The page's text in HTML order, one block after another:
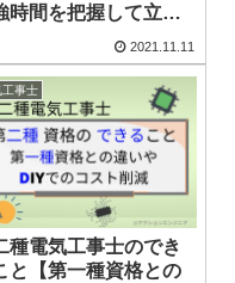
時間を把握して立ち
2021.11.11
工事士
種電気工事士のでき
と【第一種資格との